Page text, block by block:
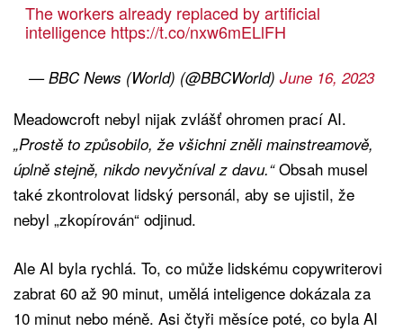
The workers already replaced by artificial
intelligence https://t.co/nxw6mELlFH
— BBC News (World) (@BBCWorld) June 16, 2023
Meadowcroft nebyl nijak zvlášť ohromen prací AI.
„Prostě to způsobilo, že všichni zněli mainstreamově,
úplně stejně, nikdo nevyčníval z davu.“Obsah musel
také zkontrolovat lidský personál, aby se ujistil, že
nebyl „zkopírován“ odjinud.
Ale AI byla rychlá. To, co může lidskému copywriterovi
zabrat 60 až 90 minut, umělá inteligence dokázala za
10 minut nebo méně. Asi čtyři měsíce poté, co byla AI